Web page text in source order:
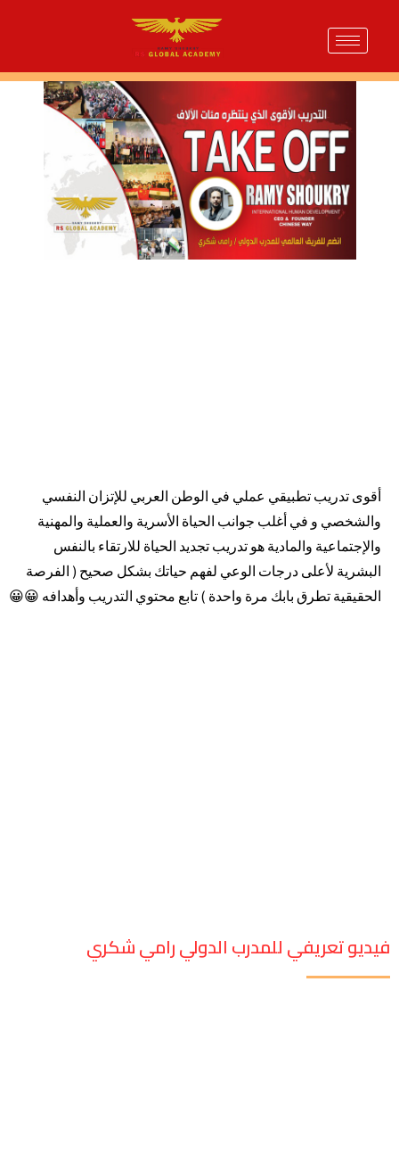
أقوى تدريب تطبيقي عملي في الوطن العربي للإتزان النفسي
والشخصي و في أغلب جوانب الحياة الأسرية والعملية والمهنية
والإجتماعية والمادية هو تدريب تجديد الحياة للارتقاء بالنفس
البشرية لأعلى درجات الوعي لفهم حياتك بشكل صحيح ( الفرصة
الحقيقية تطرق بابك مرة واحدة ) تابع محتوي التدريب وأهدافه 😀😀​
فيديو تعريفي للمدرب الدولي رامي شكري